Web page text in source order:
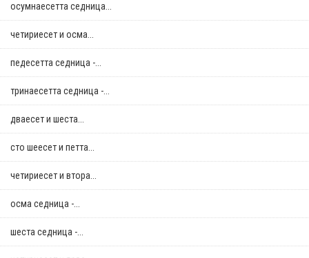
осумнaесетта седница...
четириесет и осма...
педесетта седница -...
тринаесетта седница -...
дваесет и шеста...
сто шеесет и петта...
четириесет и втора...
осма седница -...
шеста седница -...